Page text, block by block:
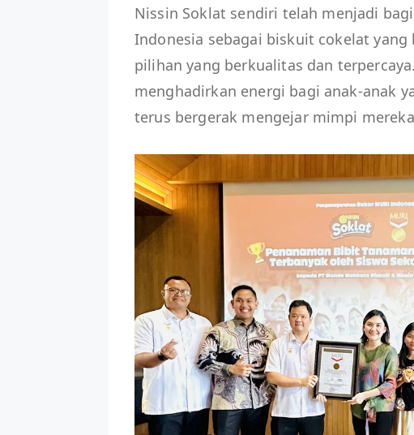
Nissin Soklat sendiri telah menjadi
Indonesia sebagai biskuit cokelat
pilihan yang berkualitas dan
menghadirkan energi bagi anak-anak
terus bergerak mengejar mimpi